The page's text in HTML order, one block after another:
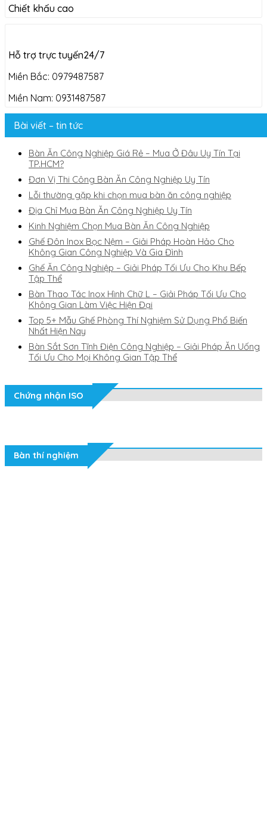
Chiết khấu cao
Hỗ trợ trực tuyến24/7
Miền Bắc: 0979487587
Miền Nam: 0931487587
Bài viết – tin tức
Bàn Ăn Công Nghiệp Giá Rẻ – Mua Ở Đâu Uy Tín Tại
TP.HCM?
Đơn Vị Thi Công Bàn Ăn Công Nghiệp Uy Tín
Lỗi thường gặp khi chọn mua bàn ăn công nghiệp
Địa Chỉ Mua Bàn Ăn Công Nghiệp Uy Tín
Kinh Nghiệm Chọn Mua Bàn Ăn Công Nghiệp
Ghế Đôn Inox Bọc Nệm – Giải Pháp Hoàn Hảo Cho
Không Gian Công Nghiệp Và Gia Đình
Ghế Ăn Công Nghiệp – Giải Pháp Tối Ưu Cho Khu Bếp
Tập Thể
Bàn Thao Tác Inox Hình Chữ L – Giải Pháp Tối Ưu Cho
Không Gian Làm Việc Hiện Đại
Top 5+ Mẫu Ghế Phòng Thí Nghiệm Sử Dụng Phổ Biến
Nhất Hiện Nay
Bàn Sắt Sơn Tĩnh Điện Công Nghiệp – Giải Pháp Ăn Uống
Tối Ưu Cho Mọi Không Gian Tập Thể
Chứng nhận ISO
Bàn thí nghiệm